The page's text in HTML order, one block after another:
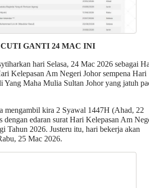
GANTI 24 MAC INI
hari Selasa, 24 Mac 2026 sebagai
Kelepasan Am Negeri Johor sempena Hari
Yang Maha Mulia Sultan Johor yang jatuh
mengambil kira 2 Syawal 1447H (Ahad, 22
dengan edaran surat Hari Kelepasan Am
Tahun 2026. Justeru itu, hari bekerja akan
25 Mac 2026.